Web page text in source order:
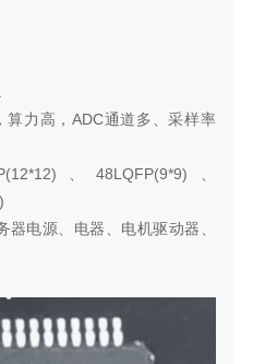
算力高，ADC通道多、采样率
、48LQFP(9*9)、
电源、电器、电机驱动器、